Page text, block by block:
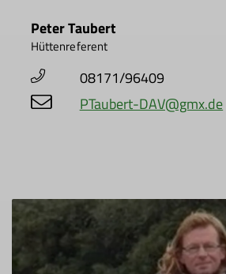
Peter Taubert
Hüttenreferent
08171/96409
PTaubert-DAV@gmx.de